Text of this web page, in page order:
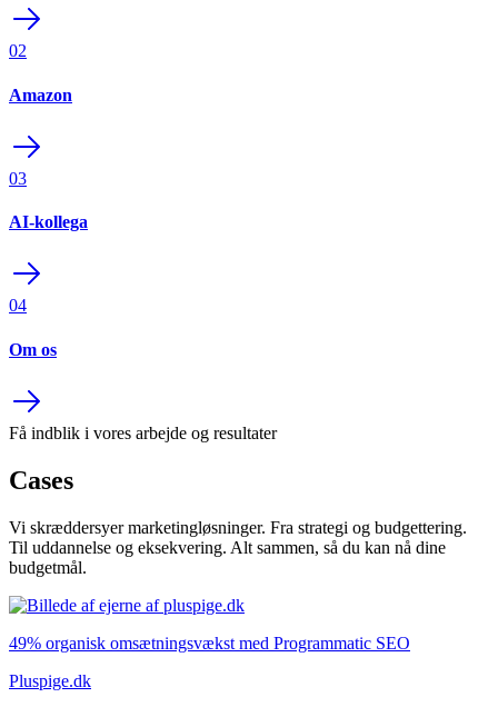
02
Amazon
03
AI-kollega
04
Om os
Få indblik i vores arbejde og resultater
Cases
Vi skræddersyer marketingløsninger. Fra strategi og budgettering.
Til uddannelse og eksekvering. Alt sammen, så du kan nå dine
budgetmål.
49% organisk omsætningsvækst med Programmatic SEO
Pluspige.dk